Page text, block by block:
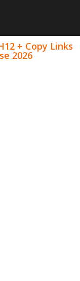
+ Copy Links
2026